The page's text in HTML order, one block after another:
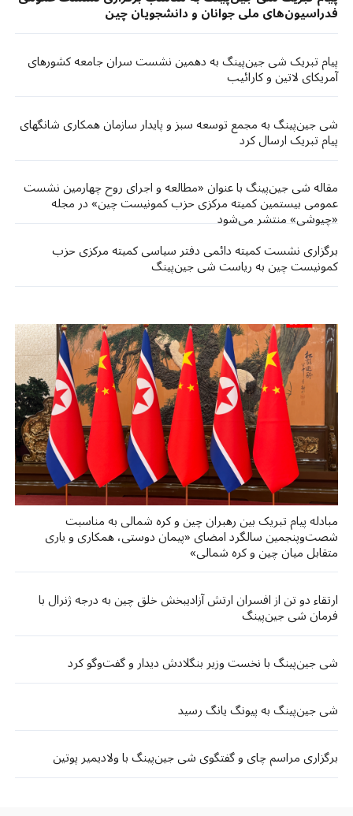
فدراسیون‌های ملی جوانان و دانشجویان چین
پیام تبریک شی جین‌پینگ به دهمین نشست سران جامعه کشورهای
آمریکای لاتین و کارائیب
شی جین‌پینگ به مجمع توسعه سبز و پایدار سازمان همکاری شانگهای
پیام تبریک ارسال کرد
مقاله شی جین‌پینگ با عنوان «مطالعه و اجرای روح چهارمین نشست
عمومی بیستمین کمیته مرکزی حزب کمونیست چین» در مجله
«چیوشی» منتشر می‌شود
برگزاری نشست کمیته دائمی دفتر سیاسی کمیته مرکزی حزب
کمونیست چین به ریاست شی جین‌پینگ
مبادله پیام تبریک بین رهبران چین و کره شمالی به مناسبت
شصت‌وپنجمین سالگرد امضای «پیمان دوستی، همکاری و یاری
متقابل میان چین و کره شمالی»
ارتقاء دو تن از افسران ارتش آزادیبخش خلق چین به درجه ژنرال با
فرمان شی جین‌پینگ
شی جین‌پینگ با نخست وزیر بنگلادش دیدار و گفت‌وگو کرد
شی جین‌پینگ به پیونگ یانگ رسید
برگزاری مراسم چای و گفتگوی شی جین‌پینگ با ولادیمیر پوتین